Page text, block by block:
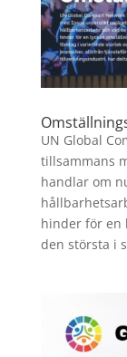
UN Global
tillsammans
handlar om
hinder för en
den största i